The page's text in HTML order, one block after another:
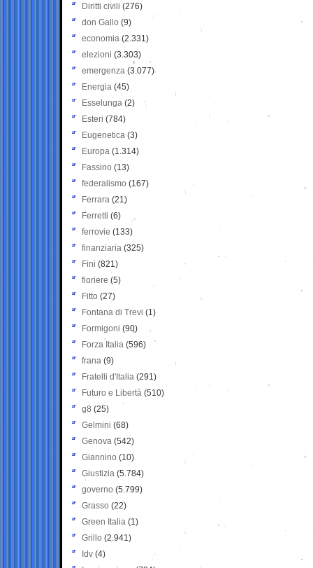
Diritti civili (276)
don Gallo (9)
economia (2.331)
elezioni (3.303)
emergenza (3.077)
Energia (45)
Esselunga (2)
Esteri (784)
Eugenetica (3)
Europa (1.314)
Fassino (13)
federalismo (167)
Ferrara (21)
Ferretti (6)
ferrovie (133)
finanziaria (325)
Fini (821)
fioriere (5)
Fitto (27)
Fontana di Trevi (1)
Formigoni (90)
Forza Italia (596)
frana (9)
Fratelli d'Italia (291)
Futuro e Libertà (510)
g8 (25)
Gelmini (68)
Genova (542)
Giannino (10)
Giustizia (5.784)
governo (5.799)
Grasso (22)
Green Italia (1)
Grillo (2.941)
Idv (4)